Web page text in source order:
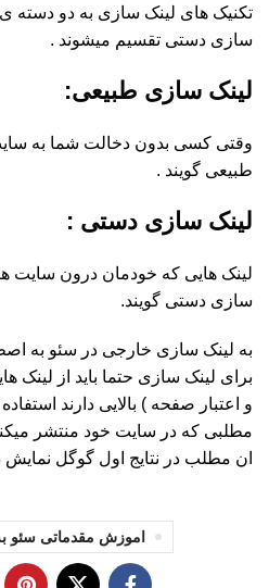
تکنیک های لینک سازی به دو دسته
سازی دستی تقسیم میشوند .
لینک سازی طبیعی:
وقتی کسی بدون دخالت شما به
طبیعی گویند .
لینک سازی دستی :
لینک هایی که خودمان درون سایت
سازی دستی گویند.
به لینک سازی خارجی در سئو به
و اعتبار صفحه ) بالایی دارند
مطلبی که در سایت خود منتشر
ان مطلب در نتایج اول گوگل نمایش
اموزش مقدماتی سئو